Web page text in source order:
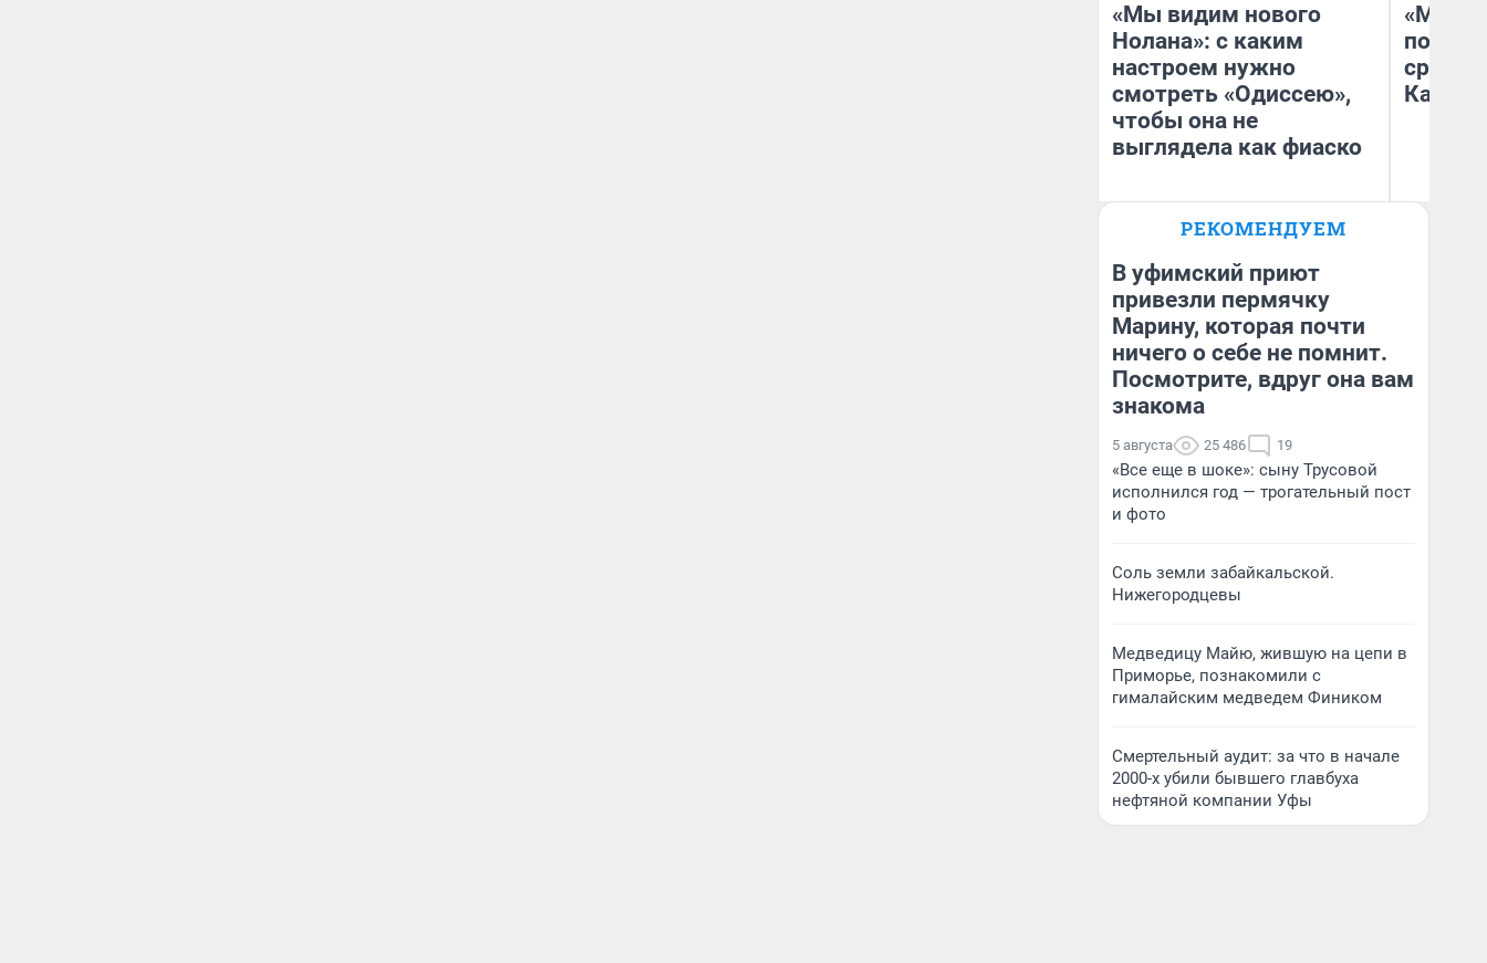
«Мы видим нового
Нолана»: с каким
настроем нужно
смотреть «Одиссею»,
чтобы она не
выглядела как фиаско
Надежда Губарь
РЕКОМЕНДУЕМ
В уфимский приют
привезли пермячку
Марину, которая почти
ничего о себе не помнит.
Посмотрите, вдруг она вам
знакома
5 августа 25 486 19
«Все еще в шоке»: сыну Трусовой
исполнился год — трогательный пост
и фото
Соль земли забайкальской.
Нижегородцевы
Медведицу Майю, жившую на цепи в
Приморье, познакомили с
гималайским медведем Фиником
Смертельный аудит: за что в начале
2000-х убили бывшего главбуха
нефтяной компании Уфы